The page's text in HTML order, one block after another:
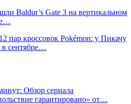
Baldur’s Gate 3 на вертикальном
пар кроссовок Pokémon: у Пикачу
сентябре…
Обзор сериала
гарантировано» от…